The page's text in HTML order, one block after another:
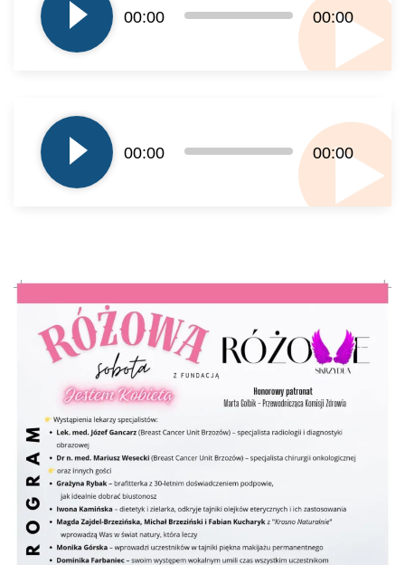
dźwiękowych
00:00 00:00
plików
dźwiękowych
00:00 00:00